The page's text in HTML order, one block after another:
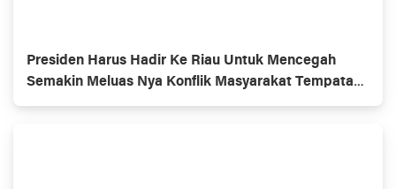
Presiden Harus Hadir Ke Riau Untuk Mencegah
Semakin Meluas Nya Konflik Masyarakat Tempatan
Dan Penerima KSO